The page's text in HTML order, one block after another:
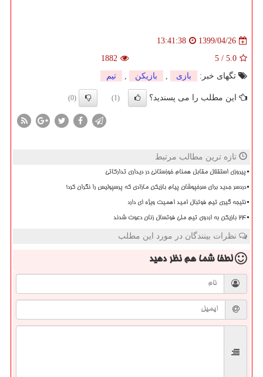
1399/04/26
13:41:38
5.0
/
5
1882
تگهای خبر:
بازی , بازیكن , تیم
این مطلب را می پسندید؟ (1)
(0)
تازه ترین مطالب مرتبط
پیروزی استقلال مقابل همنام خوزستانی در دیداری تدارکاتی
دردسر جدید برای سرخپوشان پیام بازیکن مازادی که پرسپولیس را نگران کرد!
نتیجه گیری تیم فوتبال امید اهمیت ویژه ای دارد
۲۴ بازیکن به اردوی تیم ملی فوتسال زنان دعوت شدند
نظرات بینندگان در مورد این مطلب
لطفا شما همنظر دهید